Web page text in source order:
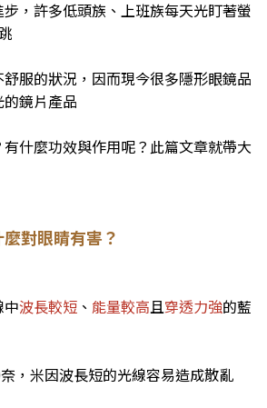
，許多低頭族、上班族每天光盯著螢
服的狀況，因而現今很多隱形眼鏡品
鏡片產品
什麼功效與作用呢？此篇文章就帶大
對眼睛有害？
波長較短 、 能量較高且穿透力強的藍
，米因波長短的光線容易造成散亂